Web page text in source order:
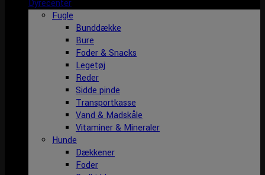
Dyrecenter
Fugle
Bunddække
Bure
Foder & Snacks
Legetøj
Reder
Sidde pinde
Transportkasse
Vand & Madskåle
Vitaminer & Mineraler
Hunde
Dækkener
Foder